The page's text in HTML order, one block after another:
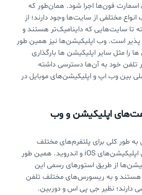
اسمارت فون‌ها اجرا شود. همان‌طور که
مختلفی از سایت‌ها وجود دارند؛ از
تا سایت‌هایی که داینامیک‌تر هستند و
پذیر است. وب اپلیکیشن‌ها نیز همین طور
را مثل سایر اپلیکیشن ها بارگذاری
تلفن خود به آن‌ها دسترسی داشته
بین وب اپ و اپلیکیشن‌های موبایل در
اپلیکیشن و وب
به طور کلی برای پلتفرم‌های مختلف
ساخته می‌شوند؛ مثل اپلیکیشن‌های iOS و اندروید. همین طور
از طریق استورهای رسمی این
هستند و به ریسورس‌های مختلف تلفن
دارند؛ نظیر جی پی اس و دوربین.